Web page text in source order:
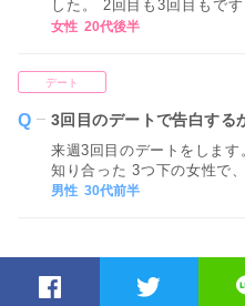
した。 2回目も3回目もで
恋愛感情も芽生え始めてい
女性 20代後半
デート
3回目のデートで告白する
来週3回目のデートをしま
知り合った 3つ下の女性で
もなくはないのかなと思い
えてください。
男性 30代前半